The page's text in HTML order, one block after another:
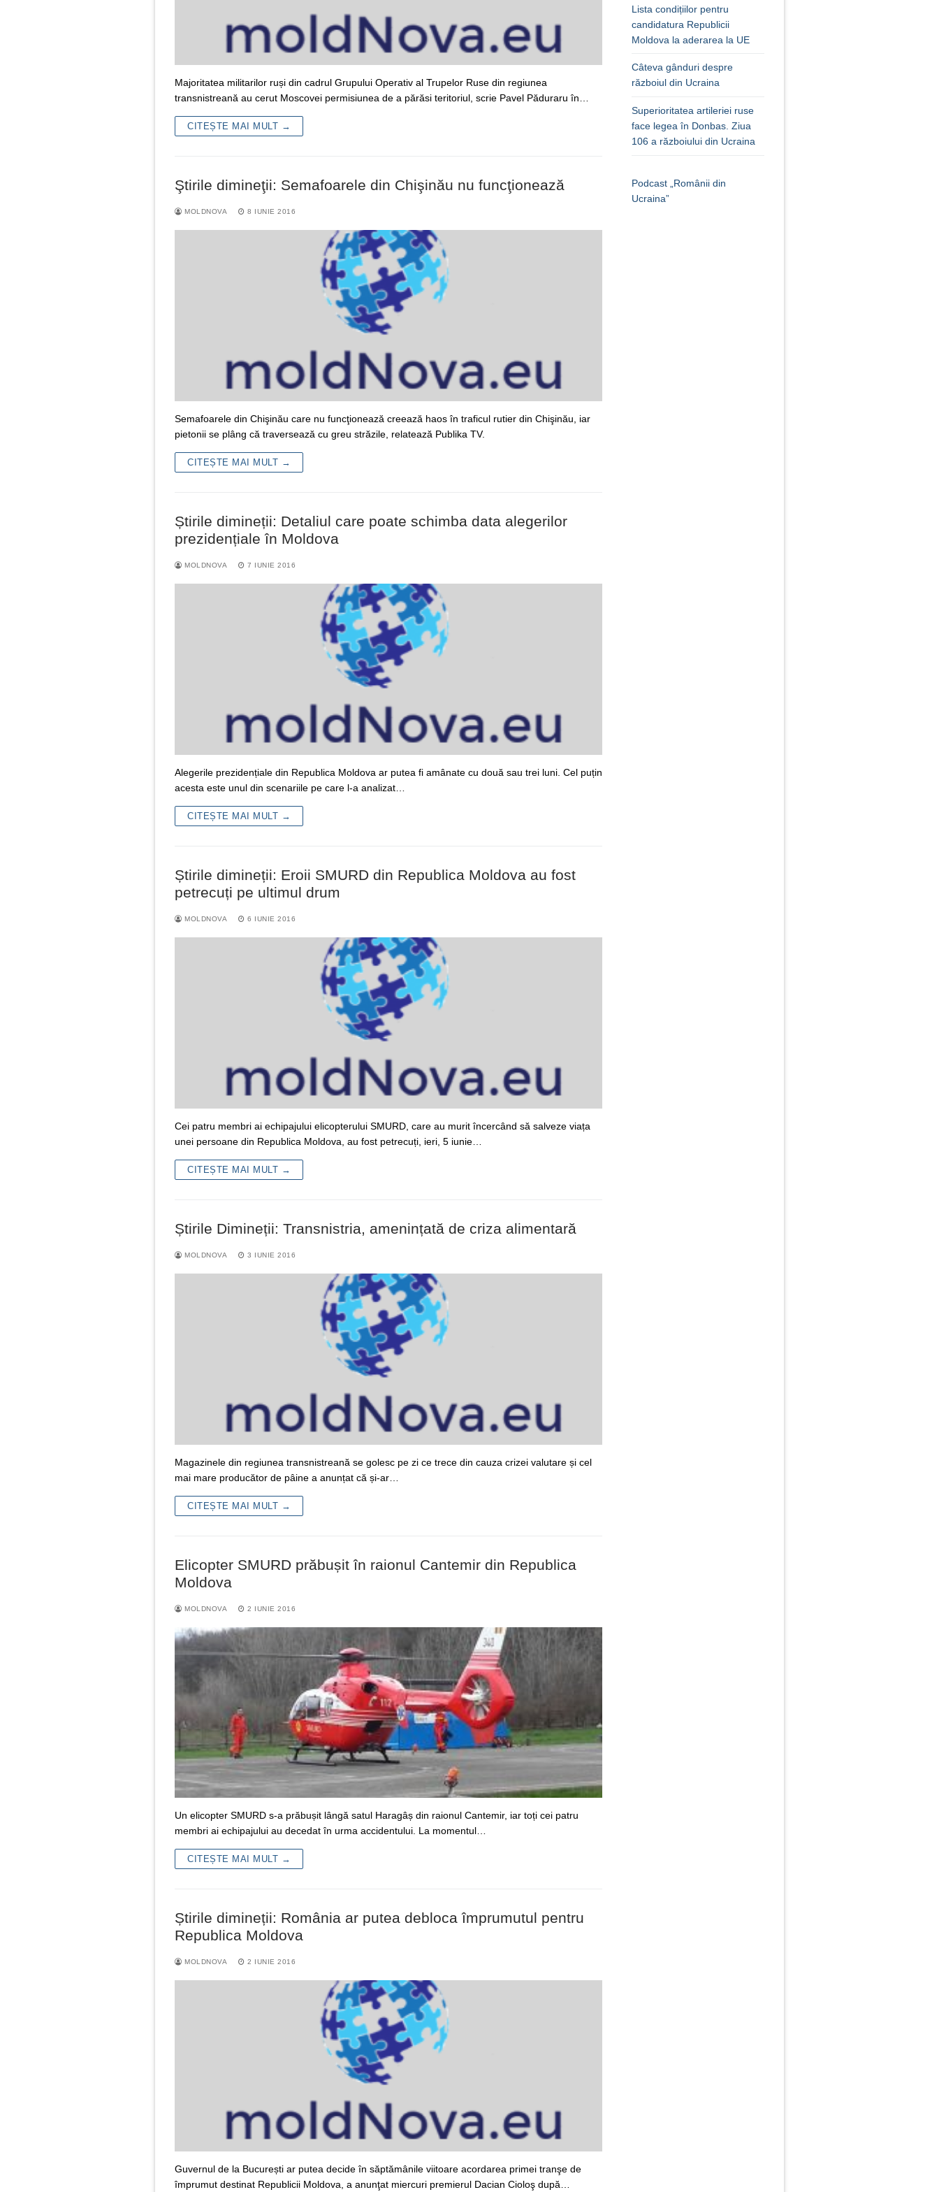
Majoritatea militarilor ruși din cadrul Grupului Operativ al Trupelor Ruse din regiunea
transnistreană au cerut Moscovei permisiunea de a părăsi teritoriul, scrie Pavel Păduraru în…
CITEȘTE MAI MULT →
Ştirile dimineţii: Semafoarele din Chişinău nu funcţionează
MOLDNOVA 8 IUNIE 2016
Semafoarele din Chişinău care nu funcţionează creează haos în traficul rutier din Chişinău, iar
pietonii se plâng că traversează cu greu străzile, relatează Publika TV.
CITEȘTE MAI MULT →
Știrile dimineții: Detaliul care poate schimba data alegerilor
prezidențiale în Moldova
MOLDNOVA 7 IUNIE 2016
Alegerile prezidențiale din Republica Moldova ar putea fi amânate cu două sau trei luni. Cel puțin
acesta este unul din scenariile pe care l-a analizat…
CITEȘTE MAI MULT →
Știrile dimineții: Eroii SMURD din Republica Moldova au fost
petrecuți pe ultimul drum
MOLDNOVA 6 IUNIE 2016
Cei patru membri ai echipajului elicopterului SMURD, care au murit încercând să salveze viața
unei persoane din Republica Moldova, au fost petrecuți, ieri, 5 iunie…
CITEȘTE MAI MULT →
Știrile Dimineții: Transnistria, amenințată de criza alimentară
MOLDNOVA 3 IUNIE 2016
Magazinele din regiunea transnistreană se golesc pe zi ce trece din cauza crizei valutare și cel
mai mare producător de pâine a anunțat că și-ar…
CITEȘTE MAI MULT →
Elicopter SMURD prăbușit în raionul Cantemir din Republica
Moldova
MOLDNOVA 2 IUNIE 2016
Un elicopter SMURD s-a prăbușit lângă satul Haragâș din raionul Cantemir, iar toți cei patru
membri ai echipajului au decedat în urma accidentului. La momentul…
CITEȘTE MAI MULT →
Știrile dimineții: România ar putea debloca împrumutul pentru
Republica Moldova
MOLDNOVA 2 IUNIE 2016
Guvernul de la București ar putea decide în săptămânile viitoare acordarea primei tranşe de
împrumut destinat Republicii Moldova, a anunţat miercuri premierul Dacian Cioloş după…
Lista condițiilor pentru
candidatura Republicii
Moldova la aderarea la UE
Câteva gânduri despre
războiul din Ucraina
Superioritatea artileriei ruse
face legea în Donbas. Ziua
106 a războiului din Ucraina
Podcast „Românii din
Ucraina”